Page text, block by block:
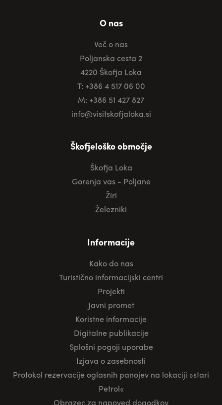
O nas
Več o nas
Poljanska cesta 2
4220 Škofja Loka
T: +386 4 517 06 00
M: +386 51 427 827
info@visitskofjaloka.si
Škofjeloško območje
Škofja Loka
Gorenja vas - Poljane
Žiri
Železniki
Informacije
Kako do nas
Turistično informacijski centri
Projekti
Javni promet
Koristne informacije
Digitalne publikacije
Splošni pogoji uporabe
Izjava o zasebnosti
Protokol rezervacije oglasnih panojev na lokaciji »stari
Petrol«
Obrazec za napoved dogodkov